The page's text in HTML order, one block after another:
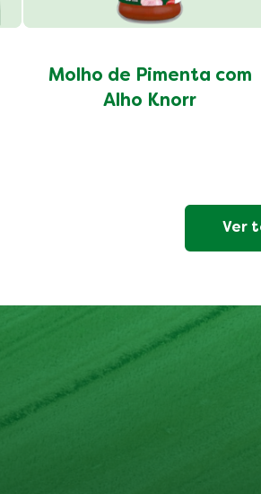
Molho de Pimenta com
Alho Knorr
Ver